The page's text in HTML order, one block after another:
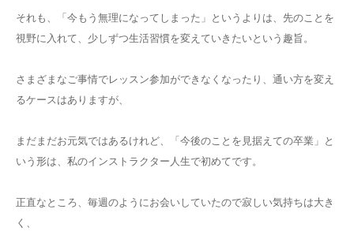
それも、「今もう無理になってしまった」というよりは、先のことを
視野に入れて、少しずつ生活習慣を変えていきたいという趣旨。
さまざまなご事情でレッスン参加ができなくなったり、通い方を変え
るケースはありますが、
まだまだお元気ではあるけれど、「今後のことを見据えての卒業」と
いう形は、私のインストラクター人生で初めてです。
正直なところ、毎週のようにお会いしていたので寂しい気持ちは大き
く、